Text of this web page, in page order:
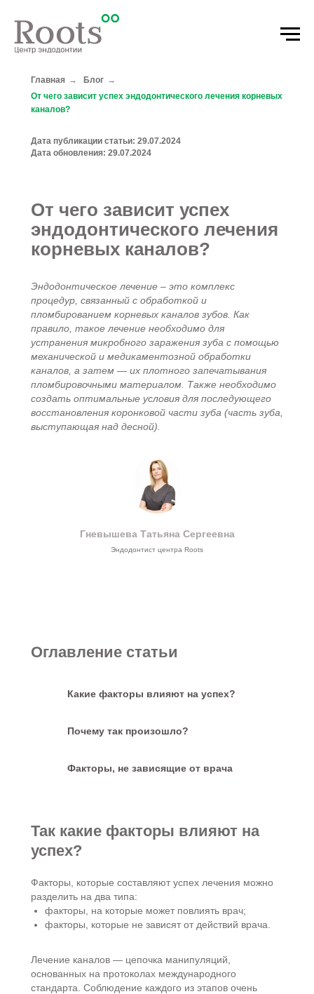
Главная → Блог →
От чего зависит успех эндодонтического лечения корневых
каналов?
Дата публикации статьи: 29.07.2024
Дата обновления: 29.07.2024
От чего зависит успех
эндодонтического лечения
корневых каналов?
Эндодонтическое лечение – это комплекс
процедур, связанный с обработкой и
пломбированием корневых каналов зубов. Как
правило, такое лечение необходимо для
устранения микробного заражения зуба с помощью
механической и медикаментозной обработки
каналов, а затем — их плотного запечатывания
пломбировочными материалом. Также необходимо
создать оптимальные условия для последующего
восстановления коронковой части зуба (часть зуба,
выступающая над десной).
Гневышева Татьяна Сергеевна
Эндодонтист центра Roots
Оглавление статьи
Какие факторы влияют на успех?
Почему так произошло?
Факторы, не зависящие от врача
Так какие факторы влияют на
успех?
Факторы, которые составляют успех лечения можно
разделить на два типа:
факторы, на которые может повлиять врач;
факторы, которые не зависят от действий врача.
Лечение каналов — цепочка манипуляций,
основанных на протоколах международного
стандарта. Соблюдение каждого из этапов очень